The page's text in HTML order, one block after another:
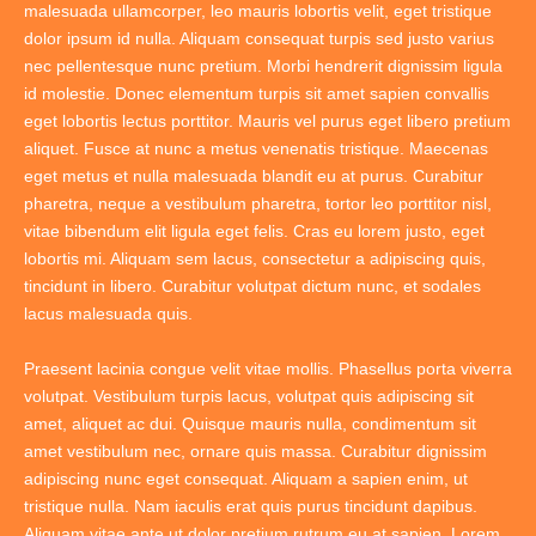
malesuada ullamcorper, leo mauris lobortis velit, eget tristique
dolor ipsum id nulla. Aliquam consequat turpis sed justo varius
nec pellentesque nunc pretium. Morbi hendrerit dignissim ligula
id molestie. Donec elementum turpis sit amet sapien convallis
eget lobortis lectus porttitor. Mauris vel purus eget libero pretium
aliquet. Fusce at nunc a metus venenatis tristique. Maecenas
eget metus et nulla malesuada blandit eu at purus. Curabitur
pharetra, neque a vestibulum pharetra, tortor leo porttitor nisl,
vitae bibendum elit ligula eget felis. Cras eu lorem justo, eget
lobortis mi. Aliquam sem lacus, consectetur a adipiscing quis,
tincidunt in libero. Curabitur volutpat dictum nunc, et sodales
lacus malesuada quis.
Praesent lacinia congue velit vitae mollis. Phasellus porta viverra
volutpat. Vestibulum turpis lacus, volutpat quis adipiscing sit
amet, aliquet ac dui. Quisque mauris nulla, condimentum sit
amet vestibulum nec, ornare quis massa. Curabitur dignissim
adipiscing nunc eget consequat. Aliquam a sapien enim, ut
tristique nulla. Nam iaculis erat quis purus tincidunt dapibus.